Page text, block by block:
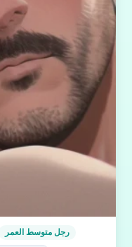
رجل متوسط العمر